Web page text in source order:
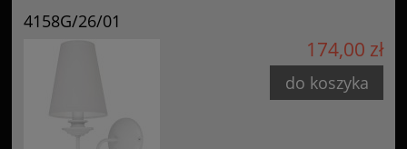
4158G/26/01
174,00 zł
do koszyka